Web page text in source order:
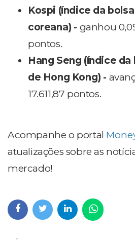
Kospi (índice da
coreana) - ganhou
pontos.
Hang Seng (índice
de Hong Kong) -
17.611,87 pontos.
Acompanhe o portal
atualizações sobre as
mercado!